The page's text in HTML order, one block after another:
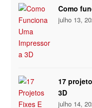
Como
julho 13,
17
3D
julho 14,